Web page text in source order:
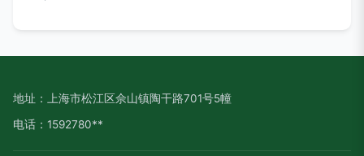
地址：上海市松江区佘山镇陶干路701号5幢
电话：1592780**